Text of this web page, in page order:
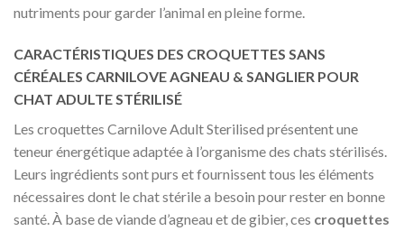
nutriments pour garder l’animal en pleine forme.
CARACTÉRISTIQUES DES CROQUETTES SANS
CÉRÉALES CARNILOVE AGNEAU & SANGLIER POUR
CHAT ADULTE STÉRILISÉ
Les croquettes Carnilove Adult Sterilised présentent une
teneur énergétique adaptée à l’organisme des chats stérilisés.
Leurs ingrédients sont purs et fournissent tous les éléments
nécessaires dont le chat stérile a besoin pour rester en bonne
santé. À base de viande d’agneau et de gibier, ces croquettes